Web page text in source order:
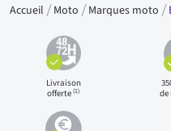
Accueil Moto Marques moto
Livraison
offerte(1)
de